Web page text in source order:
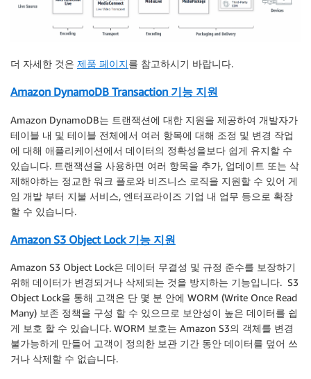
더 자세한 것은 제품 페이지를 참고하시기 바랍니다.
Amazon DynamoDB Transaction 기능 지원
Amazon DynamoDB는 트랜잭션에 대한 지원을 제공하여 개발자가
테이블 내 및 테이블 전체에서 여러 항목에 대해 조정 및 변경 작업
에 대해 애플리케이션에서 데이터의 정확성을보다 쉽게 ​​유지할 수
있습니다. 트랜잭션을 사용하면 여러 항목을 추가, 업데이트 또는 삭
제해야하는 정교한 워크 플로와 비즈니스 로직을 지원할 수 있어 게
임 개발 부터 지불 서비스, 엔터프라이즈 기업 내 업무 등으로 확장
할 수 있습니다.
Amazon S3 Object Lock 기능 지원
Amazon S3 Object Lock은 데이터 무결성 및 규정 준수를 보장하기
위해 데이터가 변경되거나 삭제되는 것을 방지하는 기능입니다. S3
Object Lock을 통해 고객은 단 몇 분 안에 WORM (Write Once Read
Many) 보존 정책을 구성 할 수 있으므로 보안성이 높은 데이터를 쉽
게 보호 할 수 있습니다. WORM 보호는 Amazon S3의 객체를 변경
불가능하게 만들어 고객이 정의한 보관 기간 동안 데이터를 덮어 쓰
거나 삭제할 수 없습니다.